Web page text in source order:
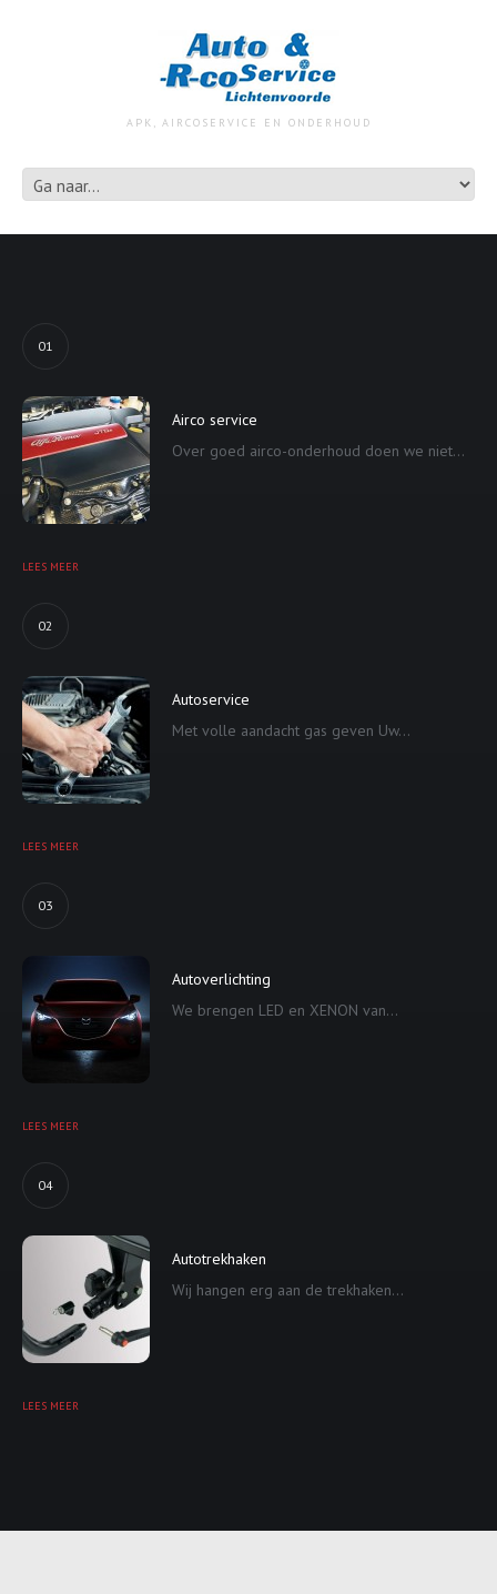
APK, AIRCOSERVICE EN ONDERHOUD
01
Airco service
Over goed airco-onderhoud doen we niet...
LEES MEER
02
Autoservice
Met volle aandacht gas geven Uw...
LEES MEER
03
Autoverlichting
We brengen LED en XENON van...
LEES MEER
04
Autotrekhaken
Wij hangen erg aan de trekhaken...
LEES MEER